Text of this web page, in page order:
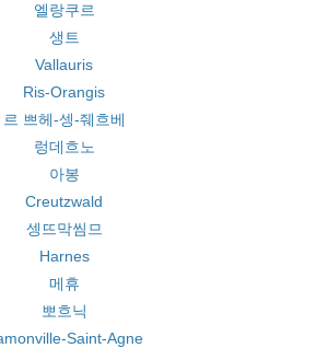
엘랑쿠르
생트
Vallauris
Ris-Orangis
르 쁘헤-셍-줴흐베
렁데흐노
아봉
Creutzwald
셍뜨막씸므
Harnes
메휴
뽀흐닉
Saint-Agne